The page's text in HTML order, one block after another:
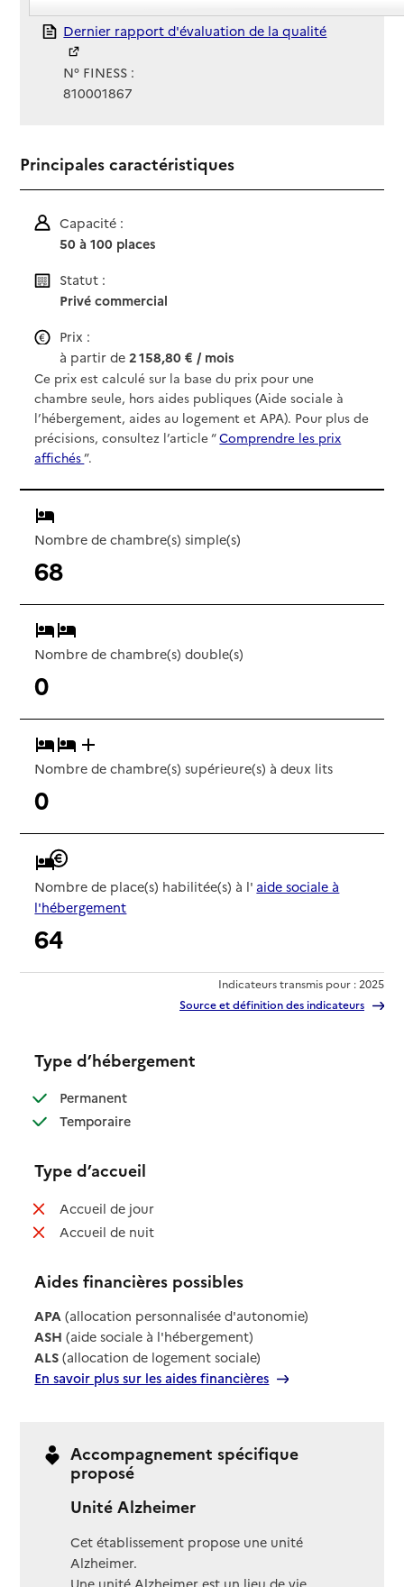
Rapport HAS
Dernier rapport d'évaluation de la qualité
N° FINESS :
810001867
Principales caractéristiques
Capacité :
50 à 100 places
Statut :
Privé commercial
Prix :
à partir de2 158,80 € / mois
Ce prix est calculé sur la base du prix pour une
chambre seule, hors aides publiques (Aide sociale à
l’hébergement, aides au logement et APA). Pour plus de
précisions, consultez l’article “Comprendre les prix
affichés”.
Nombre de chambre(s) simple(s)
68
Nombre de chambre(s) double(s)
0
Nombre de chambre(s) supérieure(s) à deux lits
0
Nombre de place(s) habilitée(s) à l' aide sociale à
l'hébergement
64
Indicateurs transmis pour : 2025
Source et définition des indicateurs
Type d’hébergement
Permanent: disponible
Temporaire: disponible
Type d’accueil
Accueil de jour: non disponible
Accueil de nuit: non disponible
Aides financières possibles
APA (allocation personnalisée d'autonomie)
ASH (aide sociale à l'hébergement)
ALS (allocation de logement sociale)
En savoir plus sur les aides financières
Accompagnement spécifique
proposé
Unité Alzheimer
Cet établissement propose une unité
Alzheimer.